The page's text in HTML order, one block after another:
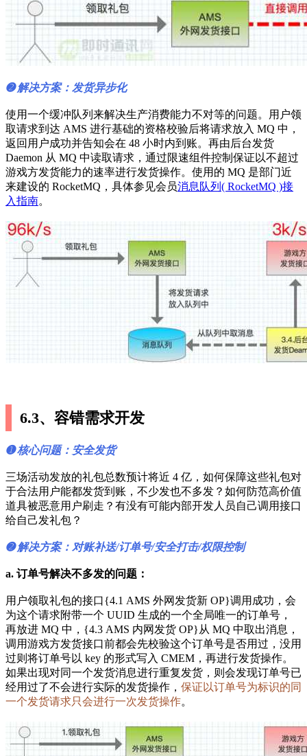
➋ 解决方案：发货异步化
使用一个缓冲队列来解决生产消费能力不对等的问题。用户领
取请求到达 AMS 进行基础的资格校验后将请求放入 MQ 中，
返回用户成功并告知会在 48 小时内到账。再由后台发货
Daemon 从 MQ 中读取请求，通过限速组件控制保证以不超过
游戏方发货能力的速率进行发货操作。使用的 MQ 是部门近
来建设的 RocketMQ，具体参见会员消息队列( RocketMQ )接
入指南。
6.3、容错需求开发
➊ 核心问题：安全发货
三场活动发放的礼包总数预计将近 4 亿，如何保障这些礼包对
于合法用户能都发货到账，不少发也不多发？如何防范高价值
道具被恶意用户刷走？有没有可能内部开发人员自己调用接口
给自己发礼包？
➋ 解决方案：对账补送/订单号/安全打击/权限控制
a. 订单号解决不多发的问题：
用户领取礼包的接口{4.1 AMS 外网发货新 OP}调用成功，会
为这个请求附带一个 UUID 生成的一个全局唯一的订单号，
再放进 MQ 中，{4.3 AMS 内网发货 OP}从 MQ 中取出消息，
调用游戏方发货接口前都会先校验这个订单号是否用过，没用
过则将订单号以 key 的形式写入 CMEM，再进行发货操作。
如果出现对同一个发货消息进行重复发货，则会发现订单号已
经用过了不会进行实际的发货操作， 保证以订单号为标识的同
一个发货请求只会进行一次发货操作。